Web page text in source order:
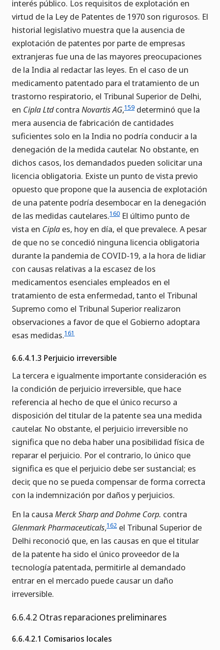
interés público. Los requisitos de explotación en
virtud de la Ley de Patentes de 1970 son rigurosos. El
historial legislativo muestra que la ausencia de
explotación de patentes por parte de empresas
extranjeras fue una de las mayores preocupaciones
de la India al redactar las leyes. En el caso de un
medicamento patentado para el tratamiento de un
trastorno respiratorio, el Tribunal Superior de Delhi,
en Cipla Ltdcontra Novartis AG,159 determinó que la
mera ausencia de fabricación de cantidades
suficientes solo en la India no podría conducir a la
denegación de la medida cautelar. No obstante, en
dichos casos, los demandados pueden solicitar una
licencia obligatoria. Existe un punto de vista previo
opuesto que propone que la ausencia de explotación
de una patente podría desembocar en la denegación
de las medidas cautelares.160 El último punto de
vista en Cipla es, hoy en día, el que prevalece. A pesar
de que no se concedió ninguna licencia obligatoria
durante la pandemia de COVID-19, a la hora de lidiar
con causas relativas a la escasez de los
medicamentos esenciales empleados en el
tratamiento de esta enfermedad, tanto el Tribunal
Supremo como el Tribunal Superior realizaron
observaciones a favor de que el Gobierno adoptara
esas medidas.161
6.6.4.1.3 Perjuicio irreversible
La tercera e igualmente importante consideración es
la condición de perjuicio irreversible, que hace
referencia al hecho de que el único recurso a
disposición del titular de la patente sea una medida
cautelar. No obstante, el perjuicio irreversible no
significa que no deba haber una posibilidad física de
reparar el perjuicio. Por el contrario, lo único que
significa es que el perjuicio debe ser sustancial; es
decir, que no se pueda compensar de forma correcta
con la indemnización por daños y perjuicios.
En la causa Merck Sharp and Dohme Corp. contra
Glenmark Pharmaceuticals,162 el Tribunal Superior de
Delhi reconoció que, en las causas en que el titular
de la patente ha sido el único proveedor de la
tecnología patentada, permitirle al demandado
entrar en el mercado puede causar un daño
irreversible.
6.6.4.2 Otras reparaciones preliminares
6.6.4.2.1 Comisarios locales